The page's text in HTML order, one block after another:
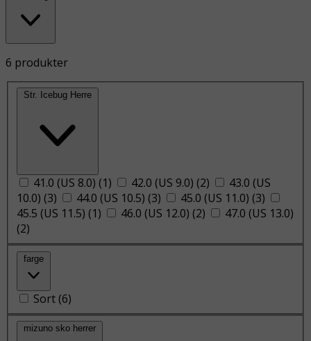
6 produkter
Str. Icebug Herre
41.0 (US 8.0) (1) 42.0 (US 9.0) (2)
43.0 (US
10.0) (3) 44.0 (US 10.5) (3) 45.0 (US 11.0) (3)
45.5 (US 11.5) (1) 46.0 (US 12.0) (2)
47.0 (US 13.0)
(2)
farge
Sort (6)
mizuno sko herrer